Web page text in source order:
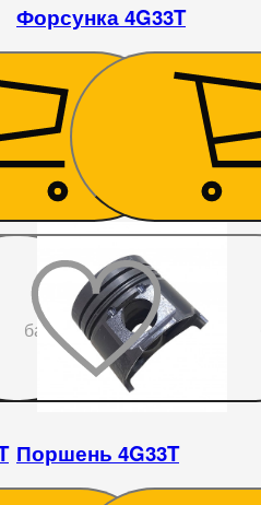
Форсунка 4G33T
1 575₴
До
бажаного
Поршень 4G33T